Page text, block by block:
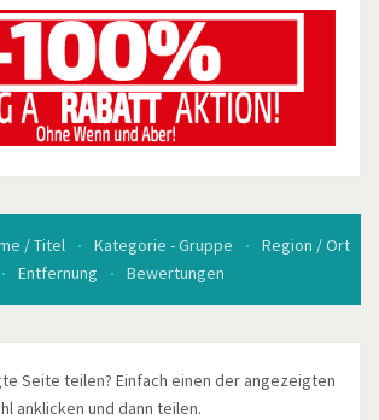
/ Titel Kategorie - Gruppe
Region / Ort
Entfernung
Bewertungen
Seite teilen? Einfach einen der angezeigten
anklicken und dann teilen.